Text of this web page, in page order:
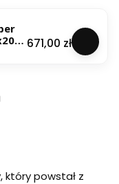
Cena
671,00 zł
powstał z